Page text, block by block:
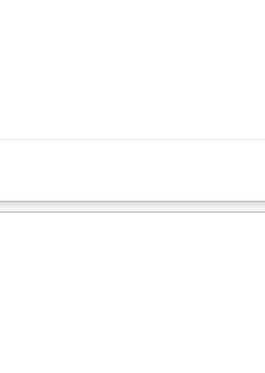
klientów oraz firm;